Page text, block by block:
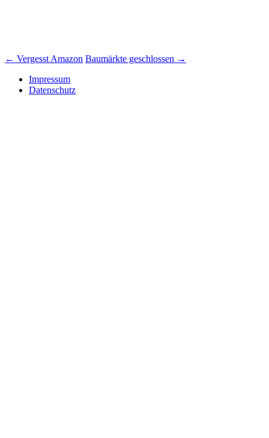
Beitrags-
Navigation
← Vergesst Amazon Baumärkte geschlossen →
Impressum
Datenschutz